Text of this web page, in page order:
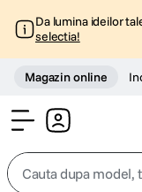
Da lumina ideilor
selectia!
Magazin online
Cauta dupa model,